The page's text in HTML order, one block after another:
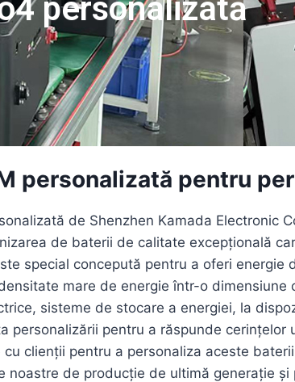
personalizată
personalizată pentru
de Shenzhen Kamada Electronic
de baterii de calitate excepțională
special concepută pentru a oferi energie
mare de energie într-o
sisteme de stocare a energiei, la
personalizării pentru a răspunde cerințelor
clienții pentru a personaliza aceste
noastre de producție de ultimă generație